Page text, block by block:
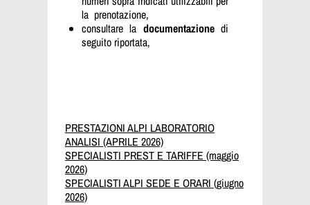
la prenotazione,
consultare la documentazionedi
seguito riportata,
PRESTAZIONI ALPI LABORATORIO
ANALISI (APRILE 2026)
SPECIALISTI PREST E TARIFFE (maggio
2026)
SPECIALISTI ALPI SEDE E ORARI (giugno
2026)